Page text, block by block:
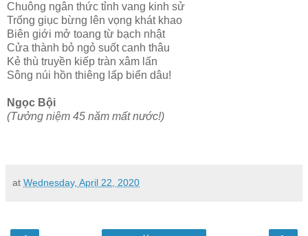
Chuông ngân thức tỉnh vang kinh sử
Trống giục bừng lên vọng khát khao
Biên giới mở toang từ bạch nhật
Cửa thành bỏ ngỏ suốt canh thâu
Kẻ thù truyền kiếp tràn xâm lấn
Sông núi hồn thiêng lấp biển dâu!
Ngọc Bội
(Tưởng niệm 45 năm mất nước!)
at Wednesday, April 22, 2020